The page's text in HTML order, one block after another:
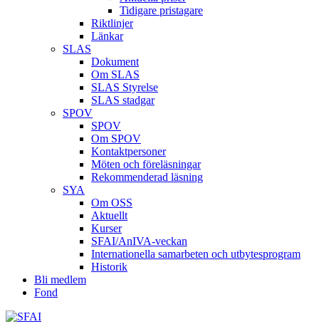
Tidigare pristagare
Riktlinjer
Länkar
SLAS
Dokument
Om SLAS
SLAS Styrelse
SLAS stadgar
SPOV
SPOV
Om SPOV
Kontaktpersoner
Möten och föreläsningar
Rekommenderad läsning
SYA
Om OSS
Aktuellt
Kurser
SFAI/AnIVA-veckan
Internationella samarbeten och utbytesprogram
Historik
Bli medlem
Fond